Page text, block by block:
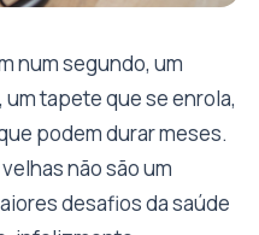
num segundo, um
tapete que se enrola,
podem durar meses.
não são um
desafios da saúde